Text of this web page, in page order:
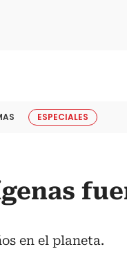
ESPECIALES
en el planeta.